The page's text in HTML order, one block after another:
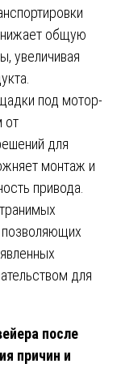
общую
увеличивая
под мотор-
от
для
монтаж и
привода.
позволяющих
для
после
причин и